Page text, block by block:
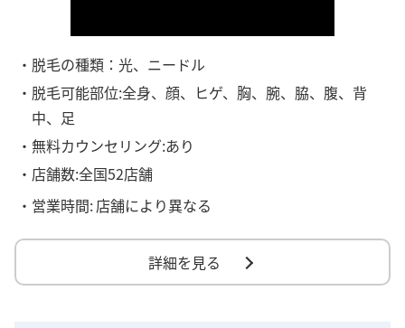
・脱毛の種類：光、ニードル
・脱毛可能部位:全身、顔、ヒゲ、胸、腕、脇、腹、背
中、足
・無料カウンセリング:あり
・店舗数:全国52店舗
・営業時間:店舗により異なる
詳細を見る